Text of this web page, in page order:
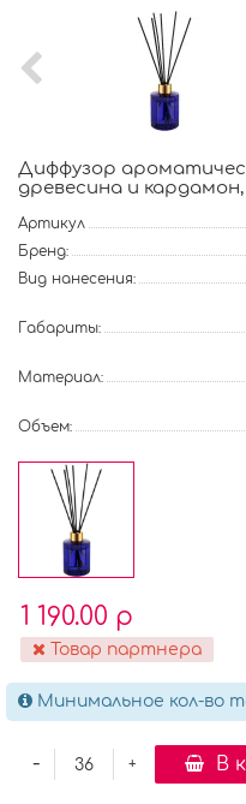
Диффузор
древесина и
Артикул
Бренд:
Вид нанесения:
Габариты:
Материал:
Объем:
1 190.00 р
Товар партнера
Минимальное кол-во
+
- В